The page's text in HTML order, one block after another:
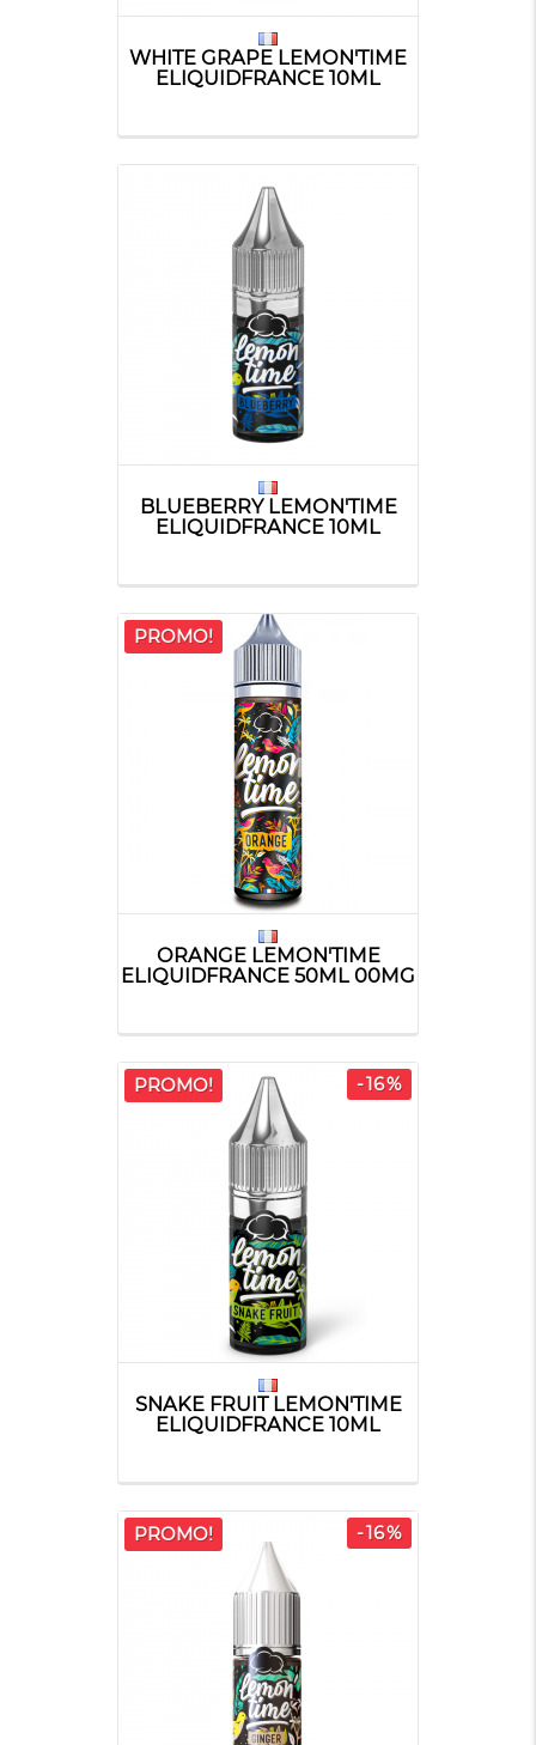
WHITE GRAPE LEMON'TIME
ELIQUIDFRANCE 10ML
BLUEBERRY LEMON'TIME
ELIQUIDFRANCE 10ML
PROMO!
ORANGE LEMON'TIME
ELIQUIDFRANCE 50ML 00MG
PROMO! -16%
SNAKE FRUIT LEMON'TIME
ELIQUIDFRANCE 10ML
PROMO! -16%